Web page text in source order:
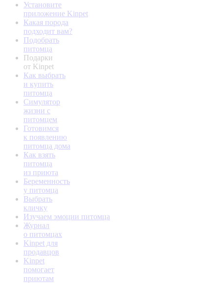
Установите
приложение Kinpet
Какая порода
подходит вам?
Подобрать
питомца
Подарки
от Kinpet
Как выбрать
и купить
питомца
Симулятор
жизни с
питомцем
Готовимся
к появлению
питомца дома
Как взять
питомца
из приюта
Беременность
у питомца
Выбрать
кличку
Изучаем эмоции питомца
Журнал
о питомцах
Kinpet для
продавцов
Kinpet
помогает
приютам